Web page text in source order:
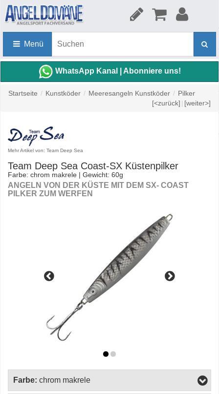
Menü
WhatsApp Kanal | Abonniere uns!
Startseite / Kunstköder / Meeresangeln Kunstköder / Pilker
[<zurück] | [weiter>]
Mehr Artikel von: Team Deep Sea
Team Deep Sea Coast-SX Küstenpilker
Farbe: chrom makrele | Gewicht: 60g
ANGELN VON DER KÜSTE MIT DEM SX- COAST
PILKER ZUM WERFEN
Farbe: chrom makrele